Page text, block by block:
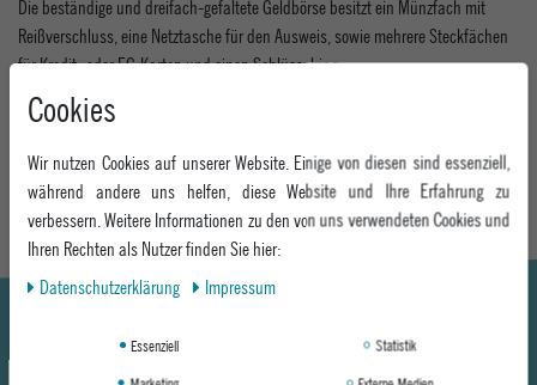
Die beständige und dreifach-gefaltete Geldbörse besitzt ein Münzfach mit
Reißverschluss, eine Netztasche für den Ausweis, sowie mehrere Steckfächen
für Kredit- oder EC-Karten und einen Schlüsselring.
MEHR INFORMATIONEN ZUM EU VERANTWORTLICHEN »
Cookies
Wir nutzen Cookies auf unserer Website. Einige von diesen sind essenziell,
während andere uns helfen, diese Website und Ihre Erfahrung zu
verbessern. Weitere Informationen zu den von uns verwendeten Cookies und
Ihren Rechten als Nutzer finden Sie hier:
Daten­schutz­erklärung
Impressum
Essenziell
Statistik